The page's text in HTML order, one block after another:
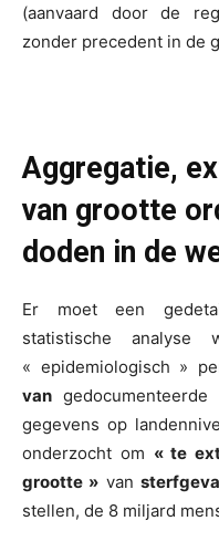
(aanvaard door de
zonder precedent in de
Aggregatie,
van grootte
doden in de
Er moet een
statistische analyse
« epidemiologisch »
van
gegevens op
onderzocht om « te
grootte » van
stellen, de 8 miljard